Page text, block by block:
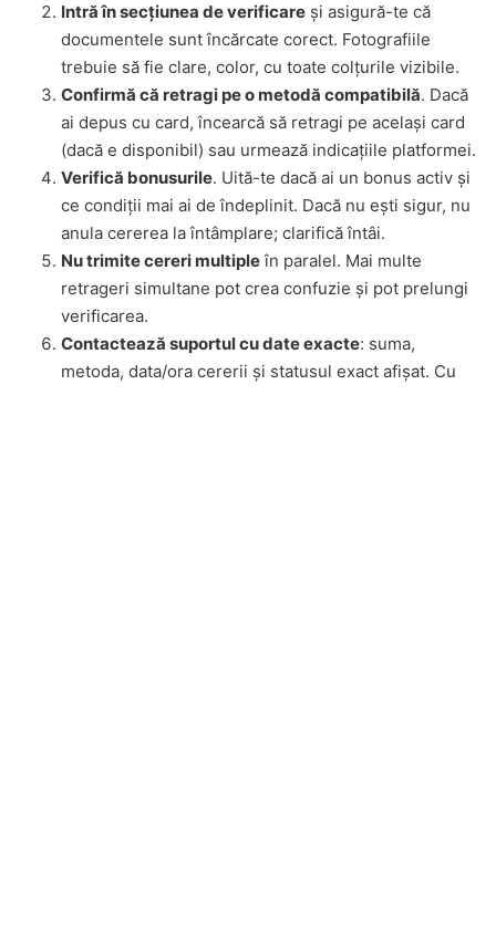
Intră în secțiunea de verificare și asigură-te că
documentele sunt încărcate corect. Fotografiile
trebuie să fie clare, color, cu toate colțurile vizibile.
Confirmă că retragi pe o metodă compatibilă. Dacă
ai depus cu card, încearcă să retragi pe același card
(dacă e disponibil) sau urmează indicațiile platformei.
Verifică bonusurile. Uită-te dacă ai un bonus activ și
ce condiții mai ai de îndeplinit. Dacă nu ești sigur, nu
anula cererea la întâmplare; clarifică întâi.
Nu trimite cereri multipleîn paralel. Mai multe
retrageri simultane pot crea confuzie și pot prelungi
verificarea.
Contactează suportul cu date exacte: suma,
metoda, data/ora cererii și statusul exact afișat. Cu